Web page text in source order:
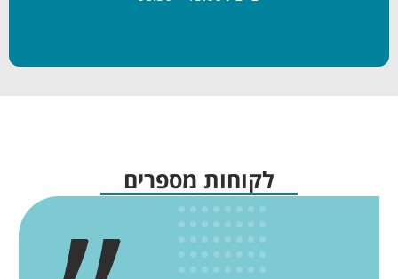
לקוחות מספרים